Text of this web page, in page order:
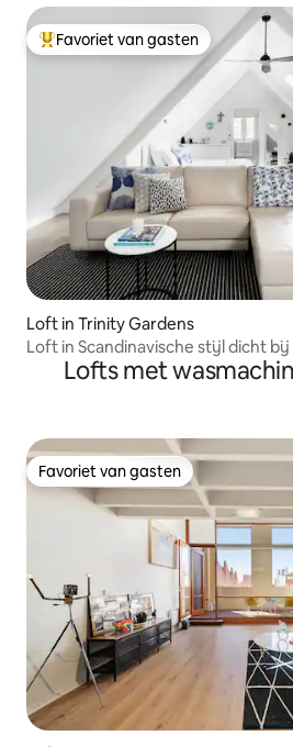
Topfavoriet van gasten
Favoriet van gasten
Loft in Trinity Gardens
Loft in Scandinavische stijl dicht
Norwood Parade
Lofts met
Favoriet van gasten
Favoriet van gasten